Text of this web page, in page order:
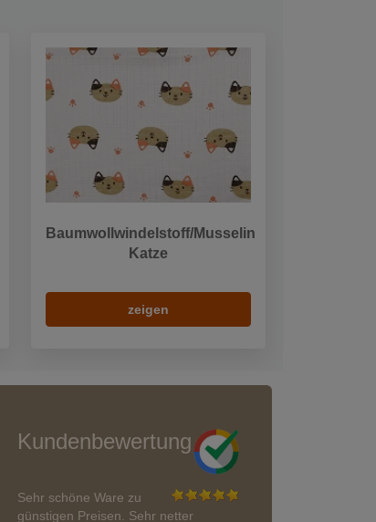
Baumwollwindelstoff/Musselin
Katze
zeigen
Kundenbewertung
Sehr schöne Ware zu
günstigen Preisen. Sehr netter